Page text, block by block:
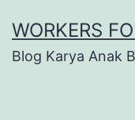
ke
konten
WORKERS
Blog Karya Anak